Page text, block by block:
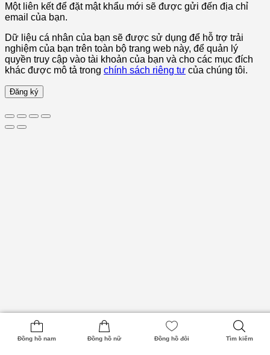
Đồng hồ nam Đồng hồ nữ Đồng hồ đôi Tìm kiếm
Một liên kết để đặt mật khẩu mới sẽ được gửi đến địa chỉ
email của bạn.
Dữ liệu cá nhân của bạn sẽ được sử dụng để hỗ trợ trải
nghiệm của bạn trên toàn bộ trang web này, để quản lý
quyền truy cập vào tài khoản của bạn và cho các mục đích
khác được mô tả trong chính sách riêng tư của chúng tôi.
Đăng ký